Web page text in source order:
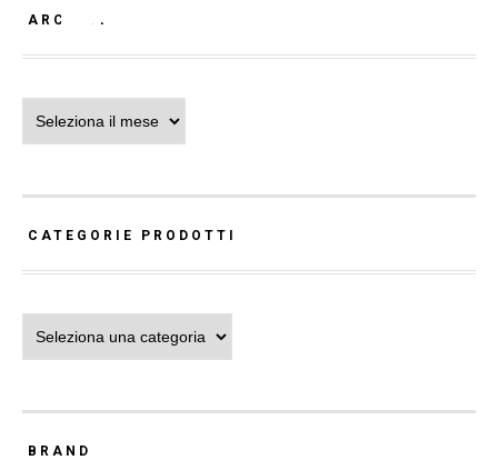
ARCHIVI
CATEGORIE PRODOTTI
BRAND